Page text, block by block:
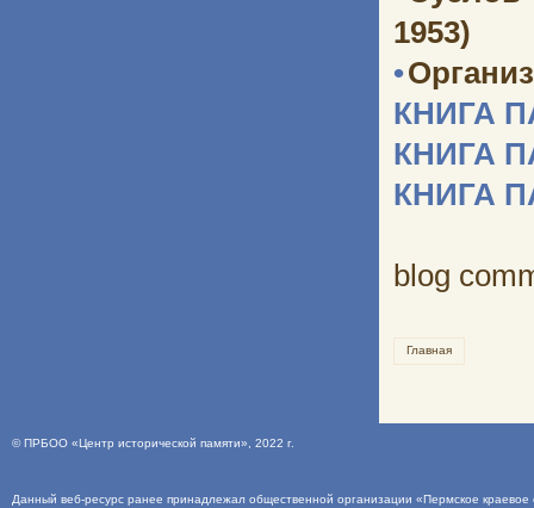
1953)
•
КНИГА
КНИГА
КНИГА
blog
Главная
©ПРБОО «Центр исторической памяти» , 2022 г.
Данный веб-ресурс ранее принадлежал общественной организации «Пермское